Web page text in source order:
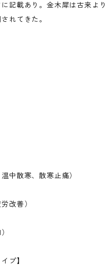
記載あり。金木犀は古来より
れてきた。
中散寒、散寒止痛）
改善）
プ】